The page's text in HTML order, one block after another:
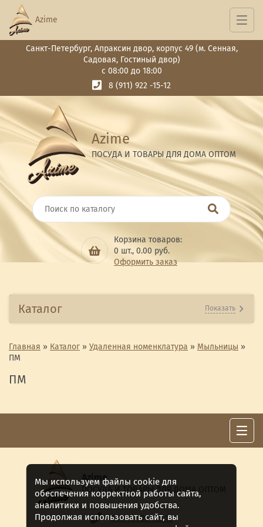
Санкт-Петербург, Апраксин двор, корпус 49 (м. Сенная,
Садовая, Гостиный двор)
с 08:00 до 18:00
8 (911) 922 -15-12
Azime
ПОСУДА И ТОВАРЫ ДЛЯ ДОМА ОПТОМ
Корзина товаров:
0 шт., 0.00 руб.
Оформить заказ
Azime
Каталог Показать
Главная » Каталог » Удаленная номенклатура » Мыльницы »
ПМ
ПМ
Azime
ПОСУДА И ТОВАРЫ ДЛЯ ДОМА ОПТОМ
8 (911) 922 -15-12
Мы используем файлы cookie для
обеспечения корректной работы сайта,
аналитики и повышения удобства.
Продолжая использовать сайт, вы